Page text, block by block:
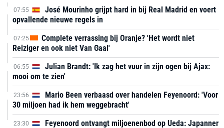
07:55
José Mourinho grijpt hard in bij Real Madrid en voert
opvallende nieuwe regels in
07:25
Complete verrassing bij Oranje? 'Het wordt niet
Reiziger en ook niet Van Gaal'
06:55
Julian Brandt: 'Ik zag het vuur in zijn ogen bij Ajax:
mooi om te zien'
23:56
Mario Been verbaasd over handelen Feyenoord: 'Voor
30 miljoen had ik hem weggebracht'
23:30
Feyenoord ontvangt miljoenenbod op Ueda: Japanner